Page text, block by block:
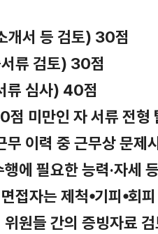
개서 등 검토) 30점
류 검토) 30점
류 심사) 40점
미만인 자 서류 전형
이력 중 근무상 문제
에 필요한 능력·자세
접자는 제척⦁기피⦁회
원들 간의 증빙자료